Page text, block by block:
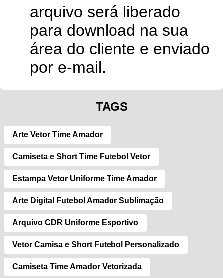
arquivo será liberado
para download na sua
área do cliente e enviado
por e-mail.
TAGS
Arte Vetor Time Amador
Camiseta e Short Time Futebol Vetor
Estampa Vetor Uniforme Time Amador
Arte Digital Futebol Amador Sublimação
Arquivo CDR Uniforme Esportivo
Vetor Camisa e Short Futebol Personalizado
Camiseta Time Amador Vetorizada